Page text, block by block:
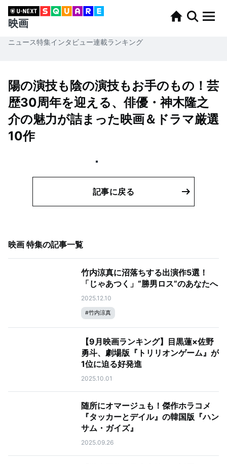
映画
ニュース特集インタビュー連載ランキング
陽の演技も陰の演技もお手のもの！芸
歴30周年を迎える、俳優・神木隆之
介の魅力が詰まった映画＆ドラマ厳選
10作
記事に戻る
映画 特集の記事一覧
竹内涼真に沼落ちする出演作5選！
「じゃあつく」“勝男ロス”のあなたへ
2025.12.10
#竹内涼真
【9月映画ランキング】目黒蓮×佐野
勇斗、劇場版『トリリオンゲーム』が
1位に迫る好発進
2025.10.01
随所にオマージュも！傑作ホラコメ
『タッカーとデイル』の韓国版『ハン
サム・ガイズ』
2025.09.26